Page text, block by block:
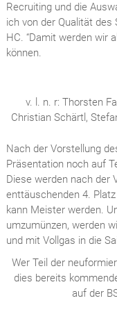
Recruiting und die
ich von der Qualität des
HC. “Damit werden wir
können.
v. l. n. r: Thorsten
Christian Schärtl,
Nach der Vorstellung
Präsentation noch auf
Diese werden nach der
enttäuschenden 4.
kann Meister werden.
umzumünzen, werden
und mit Vollgas in die
Wer Teil der
dies bereits
auf der